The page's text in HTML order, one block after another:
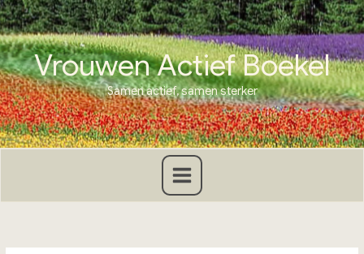
Ga
naar
de
inhoudVrouwen Actief Boekel
Samen actief, samen sterker